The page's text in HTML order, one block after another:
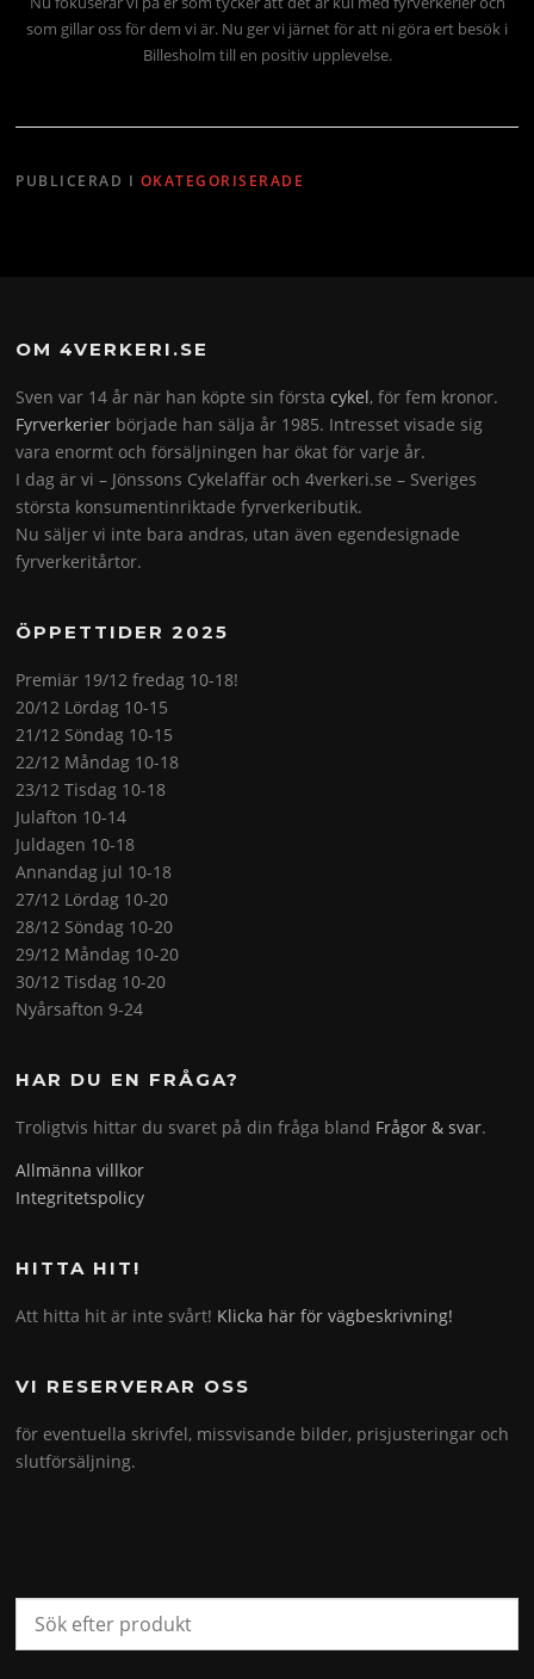
som gillar oss för dem vi är. Nu ger vi järnet för att ni göra ert besök i
Billesholm till en positiv upplevelse.
PUBLICERAD I OKATEGORISERADE
OM 4VERKERI.SE
Sven var 14 år när han köpte sin förstacykel, för fem kronor.
Fyrverkerier började han sälja år 1985. Intresset visade sig
vara enormt och försäljningen har ökat för varje år.
I dag är vi – Jönssons Cykelaffär och 4verkeri.se – Sveriges
största konsumentinriktade fyrverkeributik.
Nu säljer vi inte bara andras, utan även egendesignade
fyrverkeritårtor.
ÖPPETTIDER 2025
Premiär 19/12 fredag 10-18!
20/12 Lördag 10-15
21/12 Söndag 10-15
22/12 Måndag 10-18
23/12 Tisdag 10-18
Julafton 10-14
Juldagen 10-18
Annandag jul 10-18
27/12 Lördag 10-20
28/12 Söndag 10-20
29/12 Måndag 10-20
30/12 Tisdag 10-20
Nyårsafton 9-24
HAR DU EN FRÅGA?
Troligtvis hittar du svaret på din fråga bland Frågor & svar.
Allmänna villkor
Integritetspolicy
HITTA HIT!
Att hitta hit är inte svårt! Klicka här för vägbeskrivning!
VI RESERVERAR OSS
för eventuella skrivfel, missvisande bilder, prisjusteringar och
slutförsäljning.